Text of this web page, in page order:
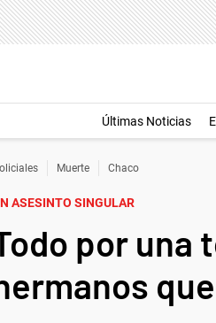
Últimas Noticias
Muerte Chaco
ASESINTO SINGULAR
por una